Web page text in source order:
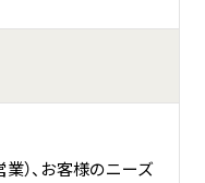
）
）、お客様のニーズ